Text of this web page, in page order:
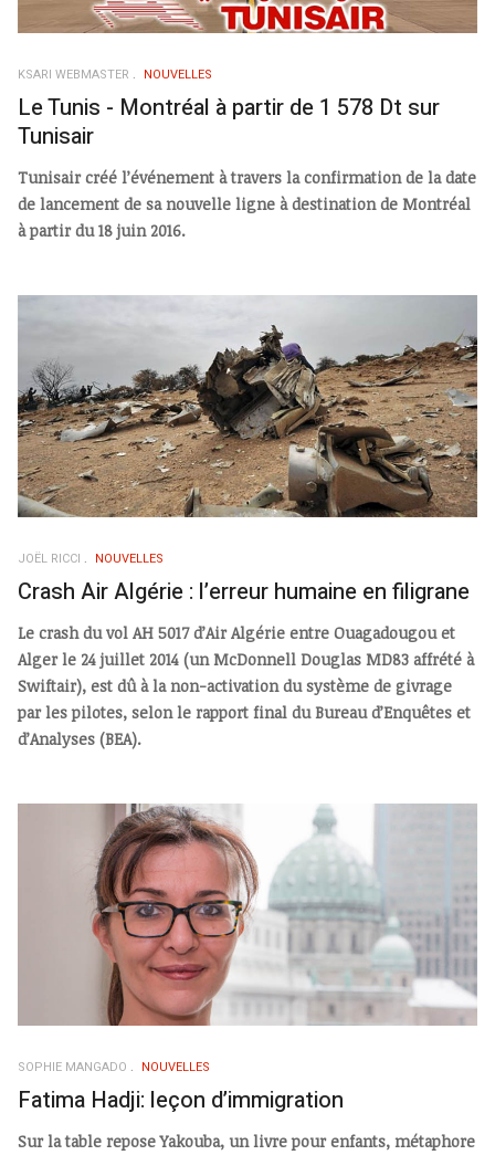
KSARI WEBMASTER NOUVELLES
Le Tunis - Montréal à partir de 1 578 Dt sur
Tunisair
Tunisair créé l’événement à travers la confirmation de la date
de lancement de sa nouvelle ligne à destination de Montréal
à partir du 18 juin 2016.
JOËL RICCI NOUVELLES
Crash Air Algérie : l’erreur humaine en filigrane
Le crash du vol AH 5017 d’Air Algérie entre Ouagadougou et
Alger le 24 juillet 2014 (un McDonnell Douglas MD83 affrété à
Swiftair), est dû à la non-activation du système de givrage
par les pilotes, selon le rapport final du Bureau d’Enquêtes et
d’Analyses (BEA).
SOPHIE MANGADO NOUVELLES
Fatima Hadji: leçon d’immigration
Sur la table repose Yakouba, un livre pour enfants, métaphore